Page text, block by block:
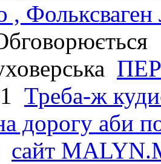
,
Треба-ж
дорогу аби
сайт